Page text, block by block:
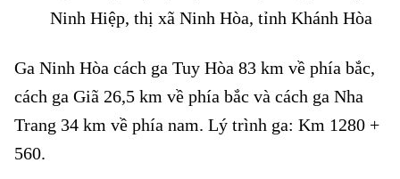
Ninh Hiệp, thị xã Ninh Hòa, tỉnh Khánh Hòa
Ga Ninh Hòa cách ga Tuy Hòa 83 km về phía bắc,
cách ga Giã 26,5 km về phía bắc và cách ga Nha
Trang 34 km về phía nam. Lý trình ga: Km 1280 +
560.